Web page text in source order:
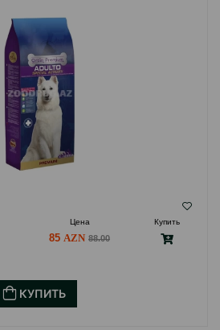
Цена
Купить
85 88.00
КУПИТЬ